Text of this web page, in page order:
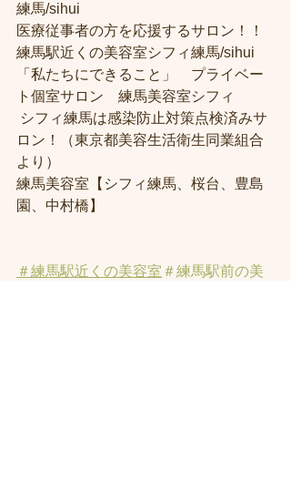
練馬/sihui
医療従事者の方を応援するサロン！！
練馬駅近くの美容室シフィ練馬/sihui
「私たちにできること」　プライベー
ト個室サロン　練馬美容室シフィ
ロン！（東京都美容生活衛生同業組合
より）
練馬美容室【シフィ練馬、桜台、豊島
園、中村橋】
＃練馬駅近くの美容室 ＃練馬駅前の美